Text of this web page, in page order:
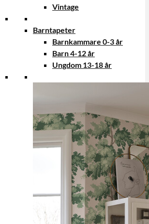
Vintage
Barntapeter
Barnkammare 0-3 år
Barn 4-12 år
Ungdom 13-18 år